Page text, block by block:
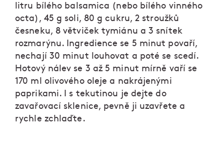
litru bílého balsamica (nebo bílého vinného
octa), 45 g soli, 80 g cukru, 2 stroužků
česneku, 8 větviček tymiánu a 3 snítek
rozmarýnu. Ingredience se 5 minut povaří,
nechají 30 minut louhovat a poté se scedí.
Hotový nálev se 3 až 5 minut mírně vaří se
170 ml olivového oleje a nakrájenými
paprikami. I s tekutinou je dejte do
zavařovací sklenice, pevně ji uzavřete a
rychle zchlaďte.